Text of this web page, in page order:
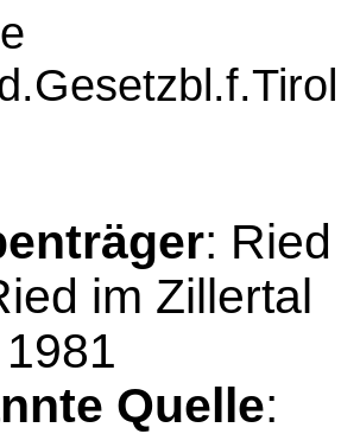
:
im Zillertal
1981
Quelle: